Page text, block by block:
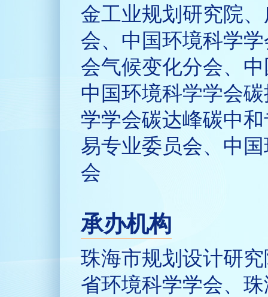
金工业规划研究院
会、中国环境科学
会气候变化分会、
中国环境科学学会
学学会碳达峰碳中
易专业委员会、中
会
承办机构
珠海市规划设计研
省环境科学学会、